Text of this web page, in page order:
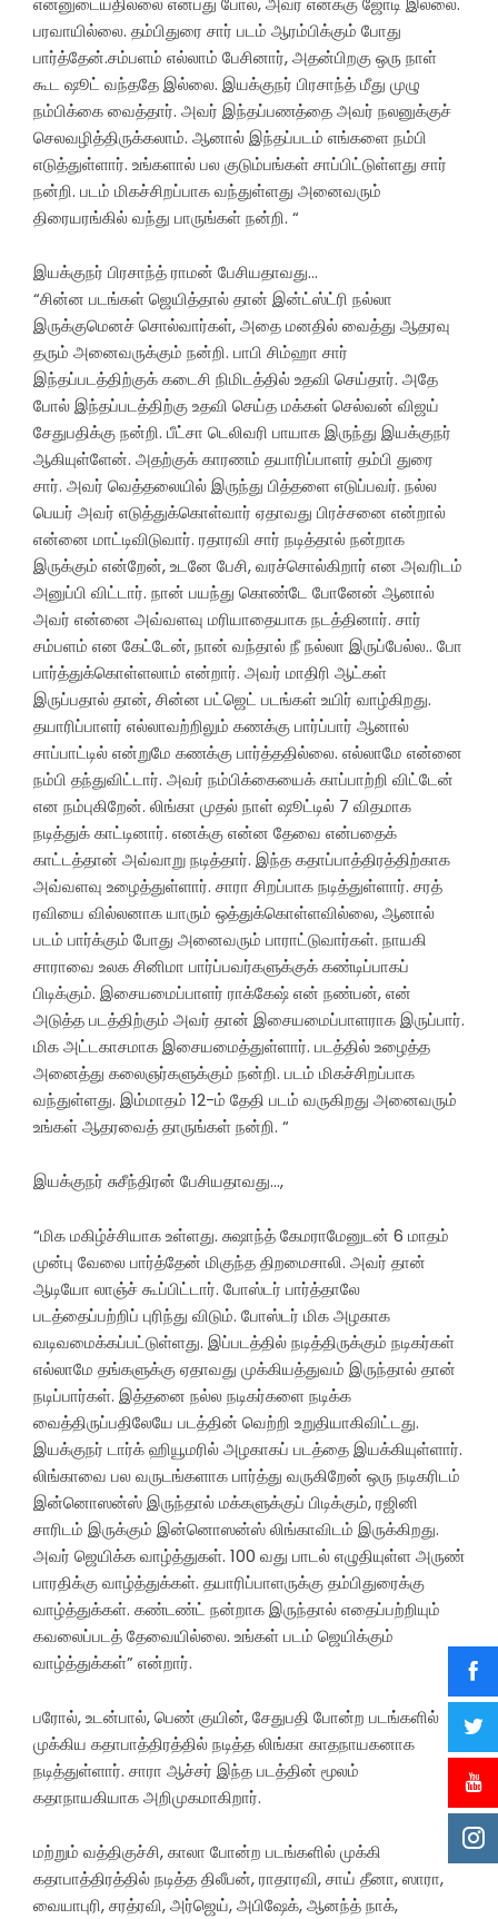
பரவாயில்லை. தம்பிதுரை சார் படம் ஆரம்பிக்கும் போது
பார்த்தேன்.சம்பளம் எல்லாம் பேசினார், அதன்பிறகு ஒரு நாள்
கூட ஷூட் வந்ததே இல்லை. இயக்குநர் பிரசாந்த் மீது முழு
நம்பிக்கை வைத்தார். அவர் இந்தப்பணத்தை அவர் நலனுக்குச்
செலவழித்திருக்கலாம். ஆனால் இந்தப்படம் எங்களை நம்பி
எடுத்துள்ளார். உங்களால் பல குடும்பங்கள் சாப்பிட்டுள்ளது சார்
நன்றி. படம் மிகச்சிறப்பாக வந்துள்ளது அனைவரும்
திரையரங்கில் வந்து பாருங்கள் நன்றி. “
இயக்குநர் பிரசாந்த் ராமன் பேசியதாவது…
“சின்ன படங்கள் ஜெயித்தால் தான் இன்ட்ஸ்ட்ரி நல்லா
இருக்குமெனச் சொல்வார்கள், அதை மனதில் வைத்து ஆதரவு
தரும் அனைவருக்கும் நன்றி. பாபி சிம்ஹா சார்
இந்தப்படத்திற்குக் கடைசி நிமிடத்தில் உதவி செய்தார். அதே
போல் இந்தப்படத்திற்கு உதவி செய்த மக்கள் செல்வன் விஜய்
சேதுபதிக்கு நன்றி. பீட்சா டெலிவரி பாயாக இருந்து இயக்குநர்
ஆகியுள்ளேன். அதற்குக் காரணம் தயாரிப்பாளர் தம்பி துரை
சார். அவர் வெத்தலையில் இருந்து பித்தளை எடுப்பவர். நல்ல
பெயர் அவர் எடுத்துக்கொள்வார் ஏதாவது பிரச்சனை என்றால்
என்னை மாட்டிவிடுவார். ரதாரவி சார் நடித்தால் நன்றாக
இருக்கும் என்றேன், உடனே பேசி, வரச்சொல்கிறார் என அவரிடம்
அனுப்பி விட்டார். நான் பயந்து கொண்டே போனேன் ஆனால்
அவர் என்னை அவ்வளவு மரியாதையாக நடத்தினார். சார்
சம்பளம் என கேட்டேன், நான் வந்தால் நீ நல்லா இருப்பேல்ல.. போ
பார்த்துக்கொள்ளலாம் என்றார். அவர் மாதிரி ஆட்கள்
இருப்பதால் தான், சின்ன பட்ஜெட் படங்கள் உயிர் வாழ்கிறது.
தயாரிப்பாளர் எல்லாவற்றிலும் கணக்கு பார்ப்பார் ஆனால்
சாப்பாட்டில் என்றுமே கணக்கு பார்த்ததில்லை. எல்லாமே என்னை
நம்பி தந்துவிட்டார். அவர் நம்பிக்கையைக் காப்பாற்றி விட்டேன்
என நம்புகிறேன். லிங்கா முதல் நாள் ஷூட்டில் 7 விதமாக
நடித்துக் காட்டினார். எனக்கு என்ன தேவை என்பதைக்
காட்டத்தான் அவ்வாறு நடித்தார். இந்த கதாப்பாத்திரத்திற்காக
அவ்வளவு உழைத்துள்ளார். சாரா சிறப்பாக நடித்துள்ளார். சரத்
ரவியை வில்லனாக யாரும் ஒத்துக்கொள்ளவில்லை, ஆனால்
படம் பார்க்கும் போது அனைவரும் பாராட்டுவார்கள். நாயகி
சாராவை உலக சினிமா பார்ப்பவர்களுக்குக் கண்டிப்பாகப்
பிடிக்கும். இசையமைப்பாளர் ராக்கேஷ் என் நண்பன், என்
அடுத்த படத்திற்கும் அவர் தான் இசையமைப்பாளராக இருப்பார்.
மிக அட்டகாசமாக இசையமைத்துள்ளார். படத்தில் உழைத்த
அனைத்து கலைஞர்களுக்கும் நன்றி. படம் மிகச்சிறப்பாக
வந்துள்ளது. இம்மாதம் 12-ம் தேதி படம் வருகிறது அனைவரும்
உங்கள் ஆதரவைத் தாருங்கள் நன்றி. “
இயக்குநர் சுசீந்திரன் பேசியதாவது…,
“மிக மகிழ்ச்சியாக உள்ளது. சுஷாந்த் கேமராமேனுடன் 6 மாதம்
முன்பு வேலை பார்த்தேன் மிகுந்த திறமைசாலி. அவர் தான்
ஆடியோ லாஞ்ச் கூப்பிட்டார். போஸ்டர் பார்த்தாலே
படத்தைப்பற்றிப் புரிந்து விடும். போஸ்டர் மிக அழகாக
வடிவமைக்கப்பட்டுள்ளது. இப்படத்தில் நடித்திருக்கும் நடிகர்கள்
எல்லாமே தங்களுக்கு ஏதாவது முக்கியத்துவம் இருந்தால் தான்
நடிப்பார்கள். இத்தனை நல்ல நடிகர்களை நடிக்க
வைத்திருப்பதிலேயே படத்தின் வெற்றி உறுதியாகிவிட்டது.
இயக்குநர் டார்க் ஹியூமரில் அழகாகப் படத்தை இயக்கியுள்ளார்.
லிங்காவை பல வருடங்களாக பார்த்து வருகிறேன் ஒரு நடிகரிடம்
இன்னொஸன்ஸ் இருந்தால் மக்களுக்குப் பிடிக்கும், ரஜினி
சாரிடம் இருக்கும் இன்னொஸன்ஸ் லிங்காவிடம் இருக்கிறது.
அவர் ஜெயிக்க வாழ்த்துகள். 100 வது பாடல் எழுதியுள்ள அருண்
பாரதிக்கு வாழ்த்துக்கள். தயாரிப்பாளருக்கு தம்பிதுரைக்கு
வாழ்த்துக்கள். கண்டண்ட் நன்றாக இருந்தால் எதைப்பற்றியும்
கவலைப்படத் தேவையில்லை. உங்கள் படம் ஜெயிக்கும்
வாழ்த்துக்கள்” என்றார்.
பரோல், உடன்பால், பெண் குயின், சேதுபதி போன்ற படங்களில்
முக்கிய கதாபாத்திரத்தில் நடித்த லிங்கா காதநாயகனாக
நடித்துள்ளார். சாரா ஆச்சர் இந்த படத்தின் மூலம்
கதாநாயகியாக அறிமுகமாகிறார்.
மற்றும் வத்திகுச்சி, காலா போன்ற படங்களில் முக்கி
கதாபாத்திரத்தில் நடித்த திலீபன், ராதாரவி, சாய் தீனா, ஸாரா,
வையாபுரி, சரத்ரவி, அர்ஜெய், அபிஷேக், ஆனந்த் நாக்,